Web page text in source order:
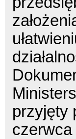
przyjęty
czerwca